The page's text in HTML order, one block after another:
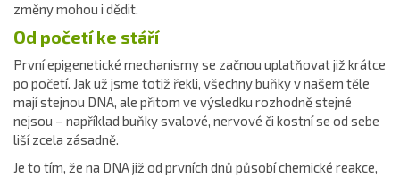
změny mohou i dědit.
Od početí ke stáří
První epigenetické mechanismy se začnou uplatňovat již krátce
po početí. Jak už jsme totiž řekli, všechny buňky v našem těle
mají stejnou DNA, ale přitom ve výsledku rozhodně stejné
nejsou – například buňky svalové, nervové či kostní se od sebe
liší zcela zásadně.
Je to tím, že na DNA již od prvních dnů působí chemické reakce,